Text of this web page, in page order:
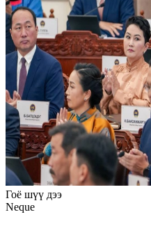
Гоё шүү дээ
Neque